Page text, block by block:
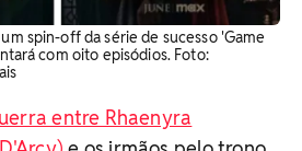
spin-off da série de sucesso 'Game
com oito episódios. Foto:
entre Rhaenyra